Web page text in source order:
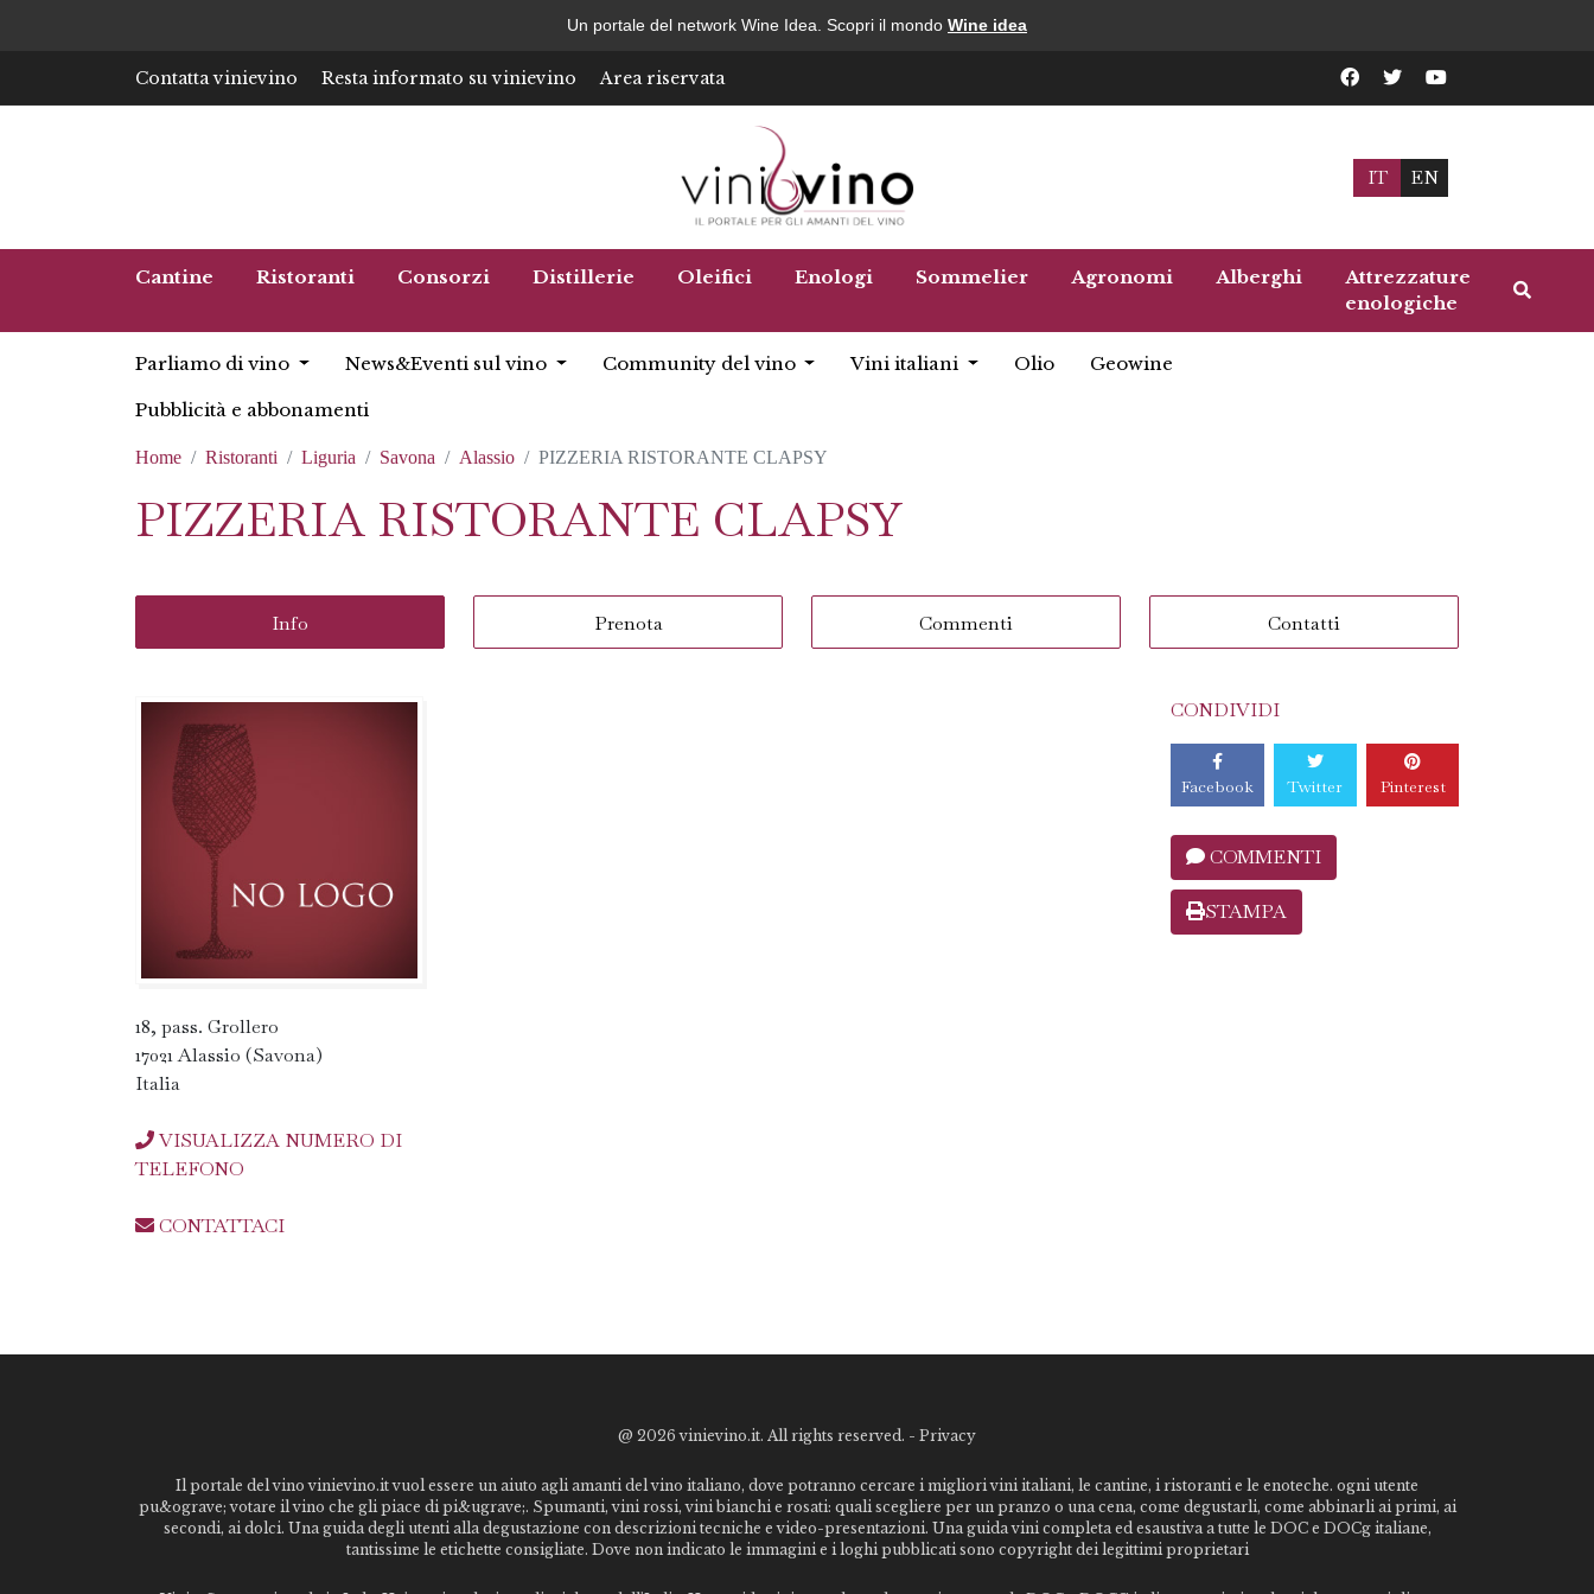
Un portale del network Wine Idea. Scopri il mondo Wine idea
Contatta vinievino Resta informato su vinievino Area riservata
IT EN
Cantine Ristoranti Consorzi Distillerie Oleifici Enologi Sommelier Agronomi Alberghi
Attrezzature
enologiche
Parliamo di vino News&Eventi sul vino Community del vino Vini italiani Olio Geowine
Pubblicità e abbonamenti
Home Ristoranti Liguria Savona Alassio PIZZERIA RISTORANTE CLAPSY
PIZZERIA RISTORANTE CLAPSY
Info Prenota Commenti Contatti
18, pass. Grollero
17021 Alassio (Savona)
Italia
VISUALIZZA NUMERO DI
TELEFONO
CONTATTACI
CONDIVIDI
Facebook Twitter Pinterest
COMMENTI
STAMPA
@ 2026 vinievino.it. All rights reserved. - Privacy
Il portale del vino vinievino.it vuol essere un aiuto agli amanti del vino italiano, dove potranno cercare i migliori vini italiani, le cantine, i ristoranti e le enoteche. ogni utente
pu&ograve; votare il vino che gli piace di pi&ugrave;. Spumanti, vini rossi, vini bianchi e rosati: quali scegliere per un pranzo o una cena, come degustarli, come abbinarli ai primi, ai
secondi, ai dolci. Una guida degli utenti alla degustazione con descrizioni tecniche e video-presentazioni. Una guida vini completa ed esaustiva a tutte le DOC e DOCg italiane,
tantissime le etichette consigliate. Dove non indicato le immagini e i loghi pubblicati sono copyright dei legittimi proprietari